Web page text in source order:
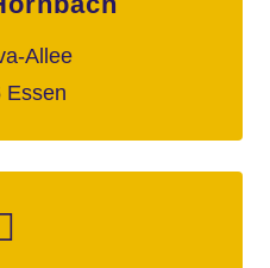
Allee
Essen